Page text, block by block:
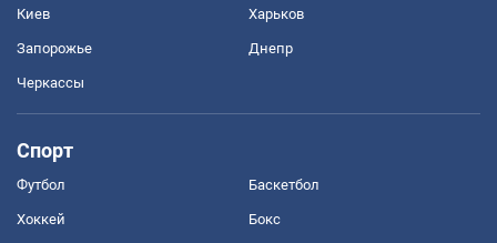
Киев Харьков
Запорожье Днепр
Черкассы
Спорт
Футбол Баскетбол
Хоккей Бокс